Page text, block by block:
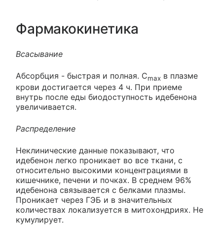
Фармакокинетика
Всасывание
Абсорбция - быстрая и полная. Cmax в плазме
крови достигается через 4 ч. При приеме
внутрь после еды биодоступность идебенона
увеличивается.
Распределение
Неклинические данные показывают, что
идебенон легко проникает во все ткани, с
относительно высокими концентрациями в
кишечнике, печени и почках. В среднем 96%
идебенона связывается с белками плазмы.
Проникает через ГЭБ и в значительных
количествах локализуется в митохондриях. Не
кумулирует.